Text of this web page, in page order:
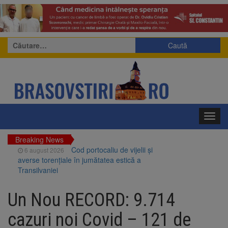
Caută
după:
Breaking News
6 august 2026
Cod portocaliu de vijelii și
averse torențiale în jumătatea estică a
Transilvaniei
după ce și-ar fi agresat soția de două ori în
câteva zile
6 august 2026
Urmele atelajului i-au condus
pe polițiști la cioate. Bărbat prins în pădure la
Un Nou RECORD: 9.714
cazuri noi Covid – 121 de